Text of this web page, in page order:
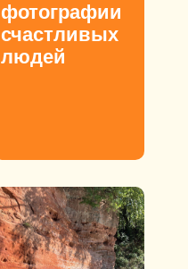
фотографии
счастливых
людей